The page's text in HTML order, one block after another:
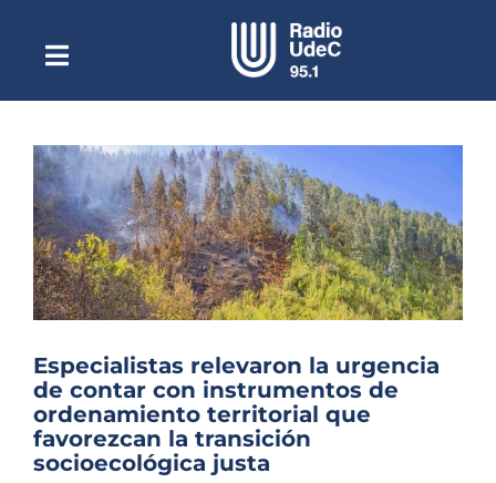
contenidoToggle
NavigationEscuchar Radio UdeC en vivo
Quiénes Somos
Programación
Podcast
Noticias
Columnas
Música Clásica
Especiales
Especialistas relevaron la urgencia
de contar con instrumentos de
ordenamiento territorial que
favorezcan la transición
socioecológica justa